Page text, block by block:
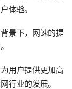
体验。
景下，网速的提
用户提供更加高
行业的发展。